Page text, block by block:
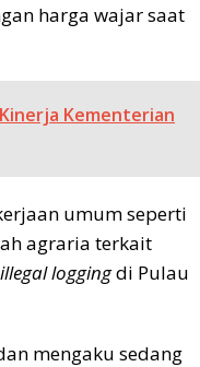
harga wajar saat
Kementerian
umum seperti
agraria terkait
illegal loggingdi Pulau
mengaku sedang